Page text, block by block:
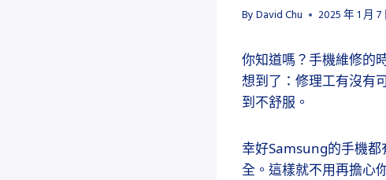
By David Chu 2025 年 1 月 7
你知道嗎？手機維修的
想到了：修理工有沒有
到不舒服。
幸好Samsung的手機
全。這樣就不用再擔心